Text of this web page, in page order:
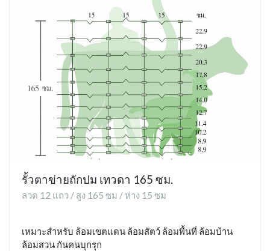
รั้วตาข่ายถักปม เทวดา 165 ซม.
ลวด 12 แถว / สูง 165 ซม / ห่าง 15 ซม
เหมาะสำหรับ ล้อมเขตแดน ล้อมสัตว์ ล้อมพื้นที่ ล้อมบ้าน
ล้อมสวน กันคนบุกรุก